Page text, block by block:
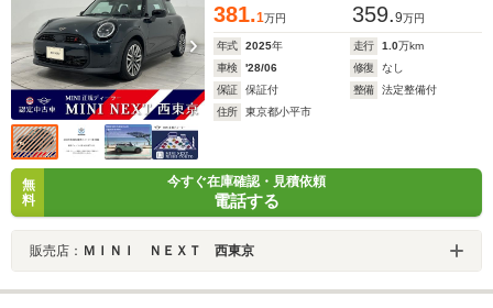
381.1万円 359.9万円
年式 2025年 走行 1.0万km
車検
'28/06 修復
なし
保証
保証付 整備
法定整備付
住所
東京都小平市
無
料
今すぐ在庫確認・見積依頼
電話する
販売店： ＭＩＮＩ ＮＥＸＴ 西東京